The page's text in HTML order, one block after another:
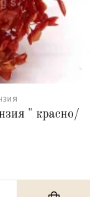
" красно/